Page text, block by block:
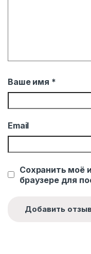
Ваше имя *
Email
Сохранить моё
браузере для